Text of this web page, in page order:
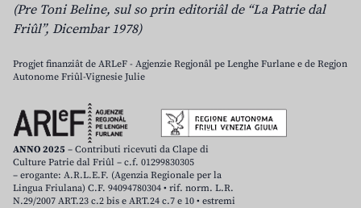
(Pre Toni Beline, sul so prin editoriâl de “La Patrie dal
Friûl”, Dicembar 1978)
Progjet finanziât de ARLeF - Agjenzie Regjonâl pe Lenghe Furlane e de Regjon
Autonome Friûl-Vignesie Julie
ANNO 2025 – Contributi ricevuti da Clape di
Culture Patrie dal Friûl – c.f. 01299830305
– erogante: A.R.L.E.F. (Agenzia Regionale per la
Lingua Friulana) C.F. 94094780304 • rif. norm. L.R.
N.29/2007 ART.23 c.2 bis e ART.24 c.7 e 10 • estremi